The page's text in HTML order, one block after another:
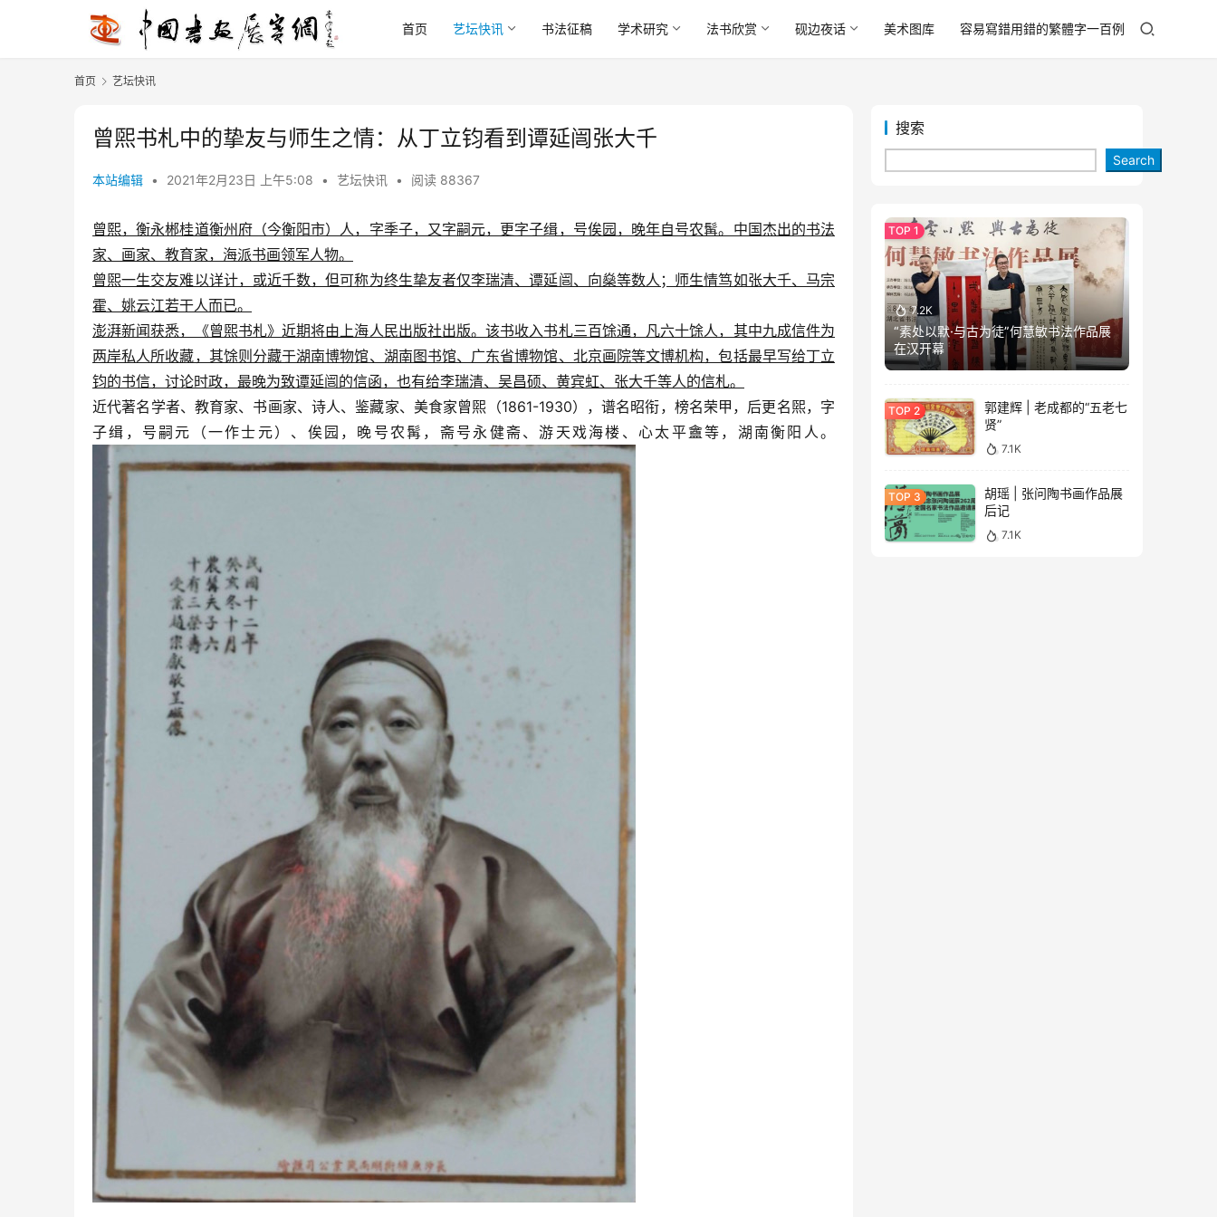
首页 艺坛快讯 书法征稿 学术研究 法书欣赏 砚边夜话 美术图库 容易寫錯用錯的繁體字一百例
首页 艺坛快讯
曾煕书札中的挚友与师生之情：从丁立钧看到谭延闿张大千
本站编辑 • 2021年2月23日 上午5:08 • 艺坛快讯 • 阅读 88367
曾熙，衡永郴桂道衡州府（今衡阳市）人，字季子，又字嗣元，更字子缉，号俟园，晚年自号农髯。中国杰出的书法
家、画家、教育家，海派书画领军人物。
曾煕一生交友难以详计，或近千数，但可称为终生挚友者仅李瑞清、谭延闿、向燊等数人；师生情笃如张大千、马宗
霍、姚云江若干人而已。
澎湃新闻获悉，《曾煕书札》近期将由上海人民出版社出版。该书收入书札三百馀通，凡六十馀人，其中九成信件为
两岸私人所收藏，其馀则分藏于湖南博物馆、湖南图书馆、广东省博物馆、北京画院等文博机构，包括最早写给丁立
钧的书信，讨论时政，最晚为致谭延闿的信函，也有给李瑞清、吴昌硕、黄宾虹、张大千等人的信札。
近代著名学者、教育家、书画家、诗人、鉴藏家、美食家曾煕（1861-1930），谱名昭衔，榜名荣甲，后更名煕，字
子缉，号嗣元（一作士元）、俟园，晚号农髯，斋号永健斋、游天戏海楼、心太平盦等，湖南衡阳人。
搜索
Search
7.2K
“素处以默·与古为徒”何慧敏书法作品展
在汉开幕
郭建辉 | 老成都的“五老七
贤”
7.1K
胡瑶 | 张问陶书画作品展
后记
7.1K